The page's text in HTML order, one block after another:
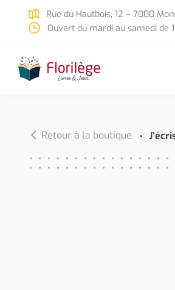
Skip to main content
Rue du Hautbois, 12 – 7000
Ouvert du mardi au samedi de
Retour à la boutique